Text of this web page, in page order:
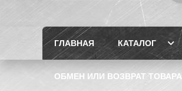
ГЛАВНАЯ КАТАЛОГ
ОБМЕН ИЛИ ВОЗВРАТ ТОВАРА